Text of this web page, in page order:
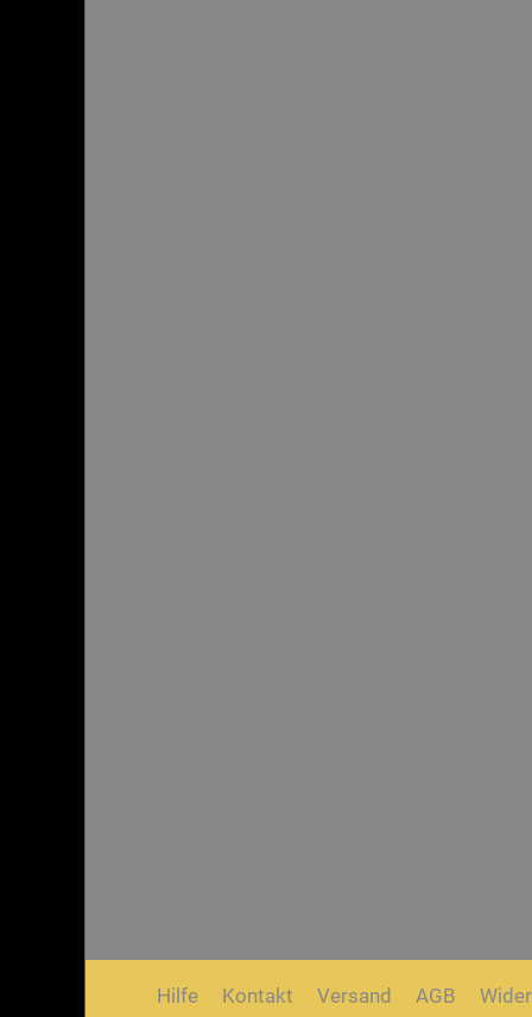
Hilfe Kontakt Versand AGB